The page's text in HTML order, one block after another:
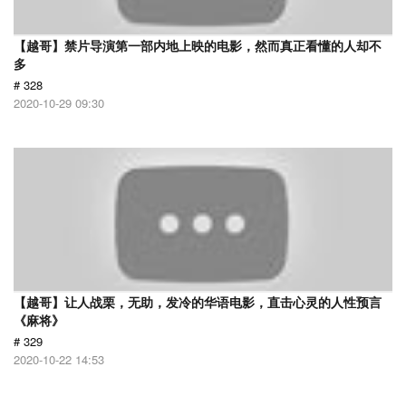
【越哥】禁片导演第一部内地上映的电影，然而真正看懂的人却不
多
# 328
2020-10-29 09:30
【越哥】让人战栗，无助，发冷的华语电影，直击心灵的人性预言
《麻将》
# 329
2020-10-22 14:53